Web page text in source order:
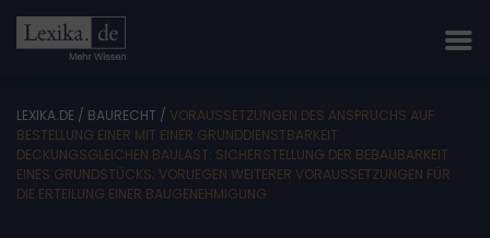
LEXIKA.DE / BAURECHT / VORAUSSETZUNGEN DES ANSPRUCHS AUF
BESTELLUNG EINER MIT EINER GRUNDDIENSTBARKEIT
DECKUNGSGLEICHEN BAULAST: SICHERSTELLUNG DER BEBAUBARKEIT
EINES GRUNDSTÜCKS; VORLIEGEN WEITERER VORAUSSETZUNGEN FÜR
DIE ERTEILUNG EINER BAUGENEHMIGUNG